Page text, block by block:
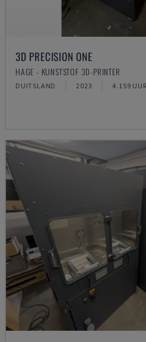
3D PRECISION ONE
HAGE - KUNSTSTOF 3D-PRINTER
DUITSLAND 2023 4.159 UUR